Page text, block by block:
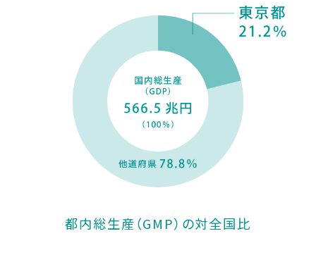
都内総生産（GMP）の対全国比